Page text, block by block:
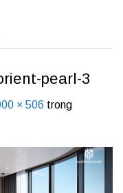
pearl-3
× 506 trong